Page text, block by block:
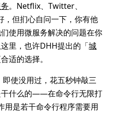
。Netflix、Twitter、
但扪心自问一下，你有他
使用微服务解决的问题在你
里，也许DHH提出的「城
适的选择。
即使没用过，花五秒钟敲三
干什么的——在命令行无限打
用是若干命令行程序需要用